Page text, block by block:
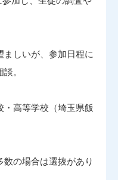
しいが、参加日程に
。
高等学校（埼玉県飯
の場合は選抜があり